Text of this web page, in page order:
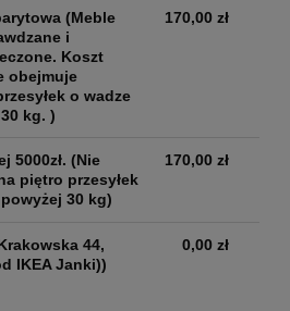
(Meble
i
Koszt
obejmuje
o wadze
kg. )
170,00 zł
5000zł. (Nie
piętro przesyłek
30 kg)
170,00 zł
44,
IKEA Janki))
0,00 zł